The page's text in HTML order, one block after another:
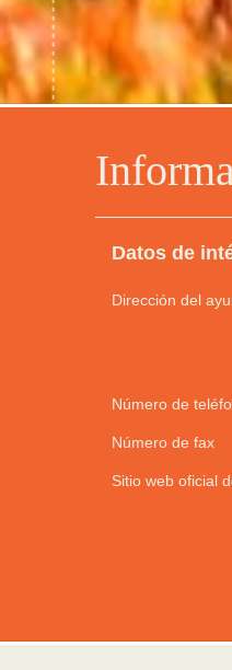
Datos de
Número de
Número de fax
Sitio web oficial